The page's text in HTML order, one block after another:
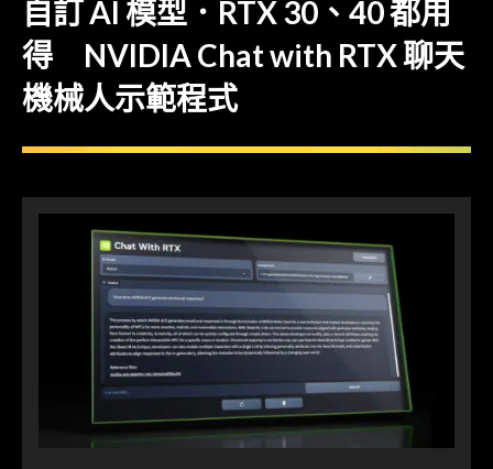
自訂 AI 模型．RTX 30、40 都用
得 NVIDIA Chat with RTX 聊天
機械人示範程式